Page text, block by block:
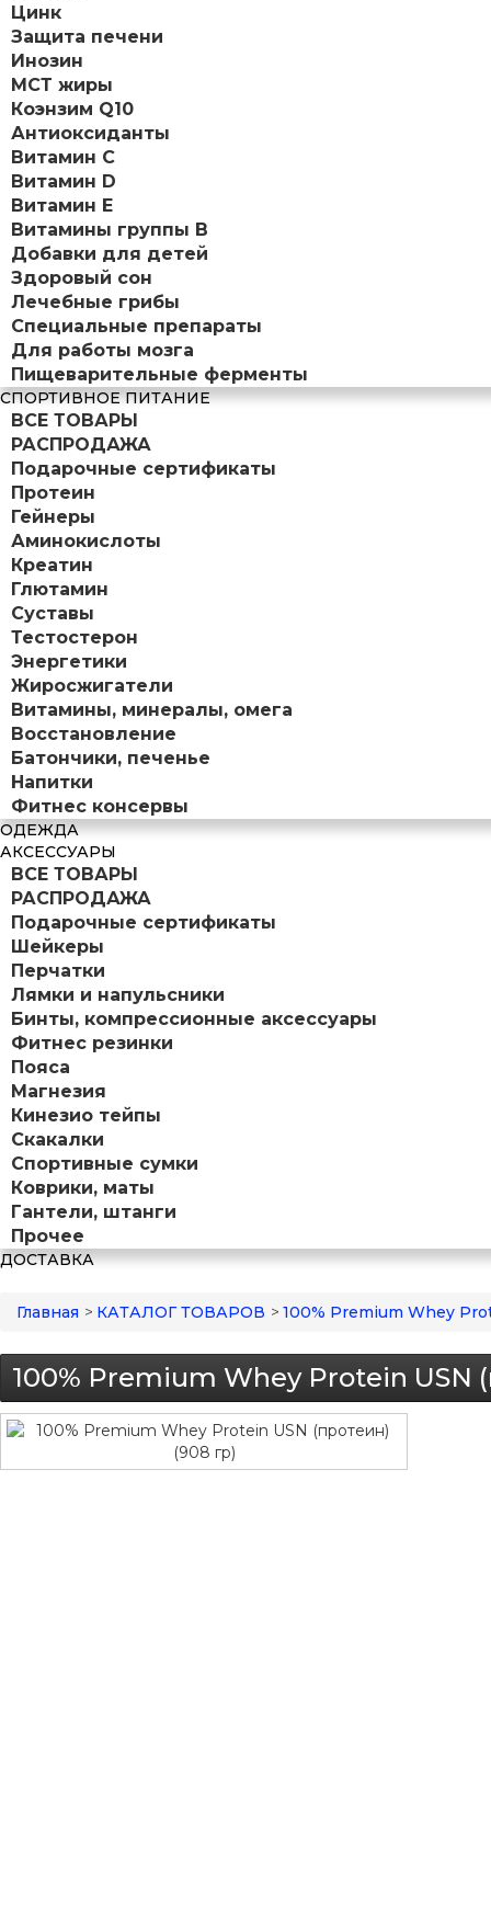
Цинк
Защита печени
Инозин
МСТ жиры
Коэнзим Q10
Антиоксиданты
Витамин С
Витамин D
Витамин Е
Витамины группы B
Добавки для детей
Здоровый сон
Лечебные грибы
Специальные препараты
Для работы мозга
Пищеварительные ферменты
СПОРТИВНОЕ ПИТАНИЕ
ВСЕ ТОВАРЫ
РАСПРОДАЖА
Подарочные сертификаты
Протеин
Гейнеры
Аминокислоты
Креатин
Глютамин
Суставы
Тестостерон
Энергетики
Жиросжигатели
Витамины, минералы, омега
Восстановление
Батончики, печенье
Напитки
Фитнес консервы
ОДЕЖДА
АКСЕССУАРЫ
ВСЕ ТОВАРЫ
РАСПРОДАЖА
Подарочные сертификаты
Шейкеры
Перчатки
Лямки и напульсники
Бинты, компрессионные аксессуары
Фитнес резинки
Пояса
Магнезия
Кинезио тейпы
Скакалки
Спортивные сумки
Коврики, маты
Гантели, штанги
Прочее
ДОСТАВКА
Главная > КАТАЛОГ ТОВАРОВ > 100% Premium Whey
100% Premium Whey Protein USN